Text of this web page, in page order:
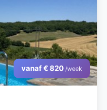
vanaf € 820 /week